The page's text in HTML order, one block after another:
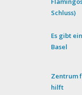
Schluss)
Es gibt
Basel
Zentrum
hilft